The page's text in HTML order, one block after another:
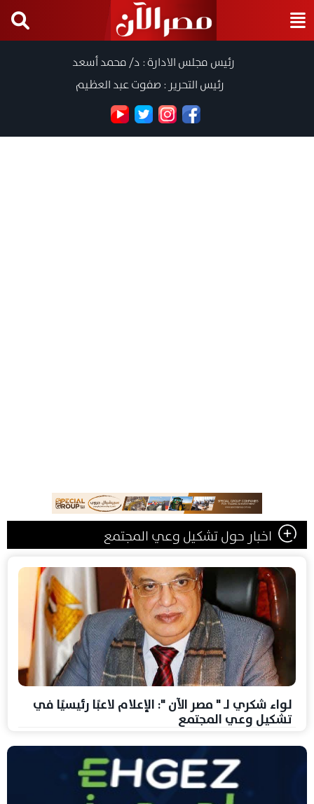
رئيس مجلس الادارة : د/ محمد أسعد
رئيس التحرير : صفوت عبد العظيم
اخبار حول تشكيل وعي المجتمع
لواء شكري لـ " مصر الآن ": الإعلام لاعبًا رئيسيًا في
تشكيل وعي المجتمع